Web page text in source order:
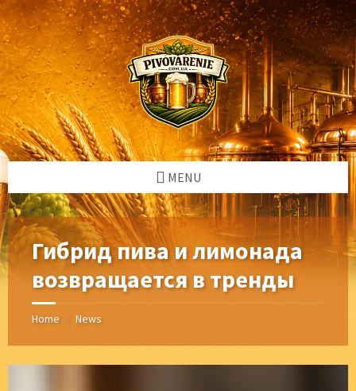
Skip
to
content
Skip
to
left
sidebar
Skip
to
right
sidebar
Skip
to
footer
MENU
Гибрид пива и лимонада
возвращается в тренды
Home / News